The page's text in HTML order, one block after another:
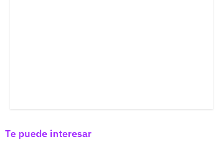
Te puede interesar